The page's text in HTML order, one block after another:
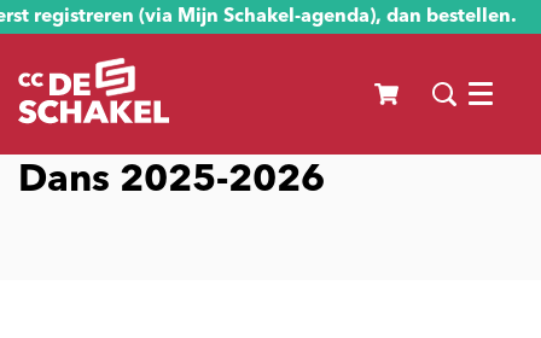
registreren (via Mijn Schakel-agenda), dan bestellen.
Menu
Dans 2025-2026